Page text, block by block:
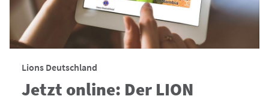
Lions Deutschland
Jetzt online: Der LION